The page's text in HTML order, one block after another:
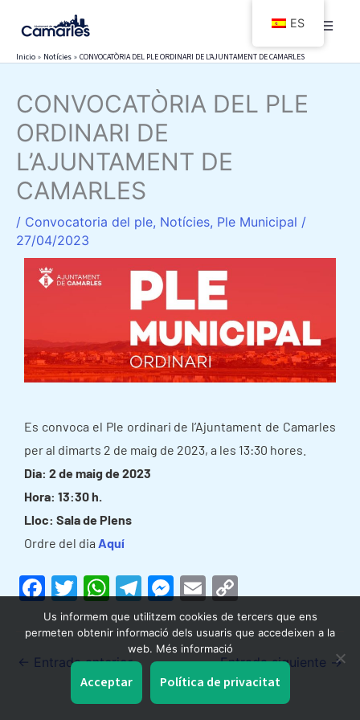
contenido
Inicio Notícies CONVOCATÒRIA DEL PLE ORDINARI DE L’AJUNTAMENT DE CAMARLES
CONVOCATÒRIA DEL PLE
ORDINARI DE
L’AJUNTAMENT DE
CAMARLES
/ Convocatoria del ple, Notícies, Ple Municipal /
27/04/2023
Es convoca el Ple ordinari de l’Ajuntament de Camarles
per al dimarts 2 de maig de 2023, a les 13:30 hores.
Dia: 2 de maig de 2023
Hora: 13:30 h.
Lloc: Sala de Plens
Ordre del dia Aquí
F
a
c
e
T
w
itt
er
W
h
at
s
A
T
el
e
gr
a
M
e
s
s
e
E
m
ai
l
C
o
p
y
Li
← Entrada anterior Entrada siguiente →
ES
Us informem que utilitzem cookies de tercers que ens
permeten obtenir informació dels usuaris que accedeixen a la
web. Més informació
Acceptar Política de privacitat